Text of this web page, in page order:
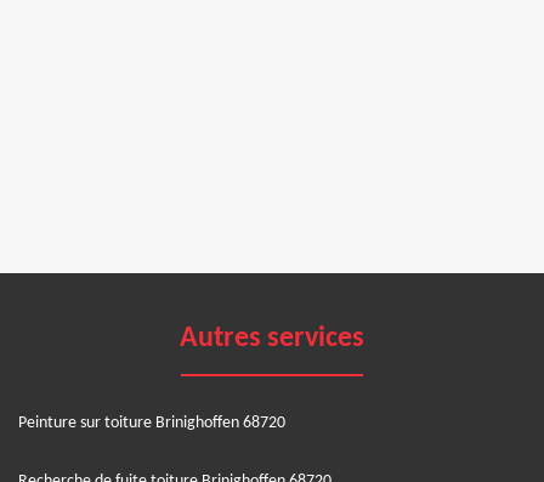
Autres services
Peinture sur toiture Brinighoffen 68720